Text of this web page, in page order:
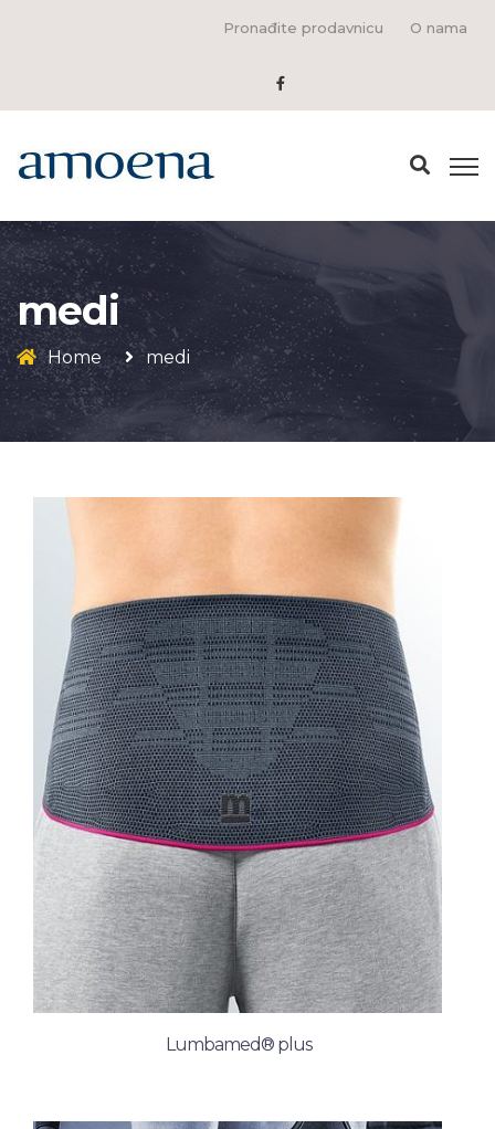
Pronađite prodavnicu O nama
medi
Home medi
Lumbamed® plus